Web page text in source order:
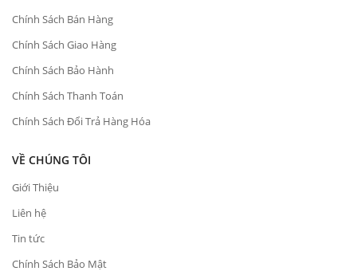
Chính Sách Bán Hàng
Chính Sách Giao Hàng
Chính Sách Bảo Hành
Chính Sách Thanh Toán
Chính Sách Đổi Trả Hàng Hóa
VỀ CHÚNG TÔI
Giới Thiệu
Liên hệ
Tin tức
Chính Sách Bảo Mật